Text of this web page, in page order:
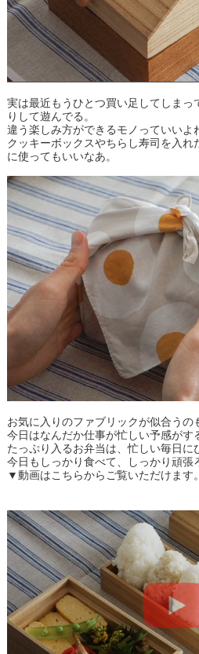
実は最近もうひとつ買い足してしまっ
りして遊んでる。
違う楽しみ方ができるモノっていいよ
クッキーボックスやちらし寿司を入
に使ってもいいなあ。
お気に入りのファブリックが似合うの
今日はなんだか仕事が忙しい予感がす
たっぷり入るお弁当は、忙しい毎日に
今日もしっかり食べて、しっかり頑張
▼動画はこちらからご覧いただけます。